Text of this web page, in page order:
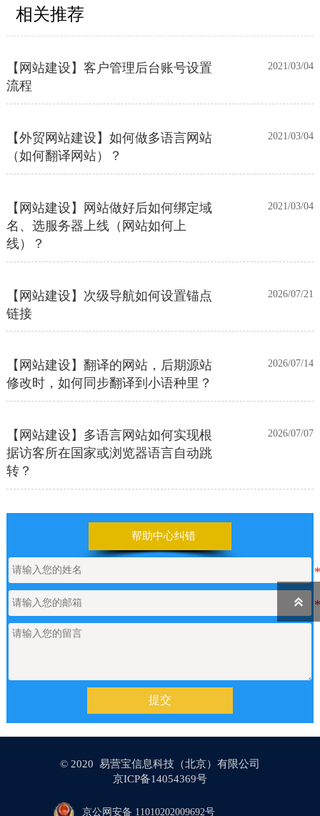
相关推荐
目录上线多语言网站的区别
【网站建设】客户管理后台账号设置
流程
2021/03/04
【外贸网站建设】如何做多语言网站
（如何翻译网站）？
【网站建设】网站做好后如何绑定域
名、选服务器上线（网站如何上
线）？
【网站建设】次级导航如何设置锚点
链接
【网站建设】翻译的网站，后期源站
修改时，如何同步翻译到小语种里？
2026/07/14
【网站建设】多语言网站如何实现根
据访客所在国家或浏览器语言自动跳
转？
2026/07/07
【网站建设】前台UI装修页和后台专
业版编辑器里如何添加表格
2026/06/25
【网站建设】表单管理 2026/06/17
如何申请通义千问API的Key
【网站建设】产品/新闻详情里的关键
词标签链接，如何设置链接文字的样
式？
【网站建设】AI 代码助手
帮助中心纠错
提交
© 2020 易营宝信息科技（北京）有限公司
京ICP备14054369号
京公网安备 11010202009692号
